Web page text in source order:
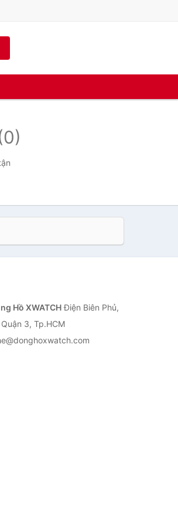
Hồ XWATCHĐiện Biên Phủ,
3, Tp.HCM